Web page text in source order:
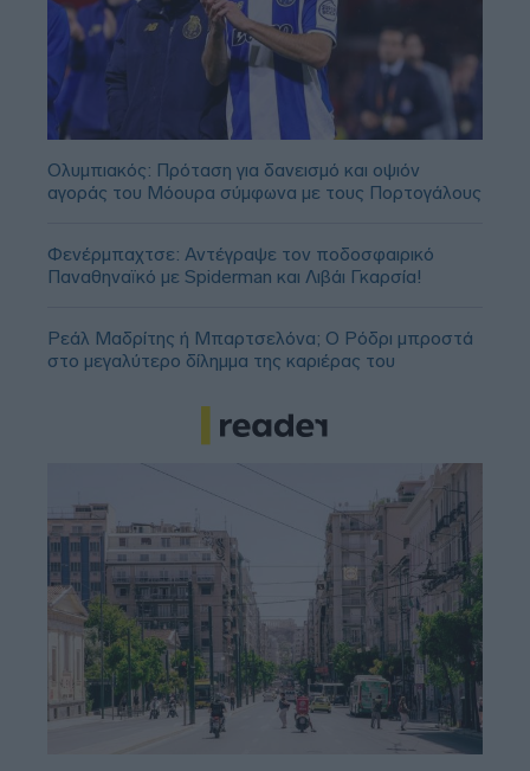
Ολυμπιακός: Πρόταση για δανεισμό και οψιόν
αγοράς του Μόουρα σύμφωνα με τους Πορτογάλους
Φενέρμπαχτσε: Αντέγραψε τον ποδοσφαιρικό
Παναθηναϊκό με Spiderman και Λιβάι Γκαρσία!
Ρεάλ Μαδρίτης ή Μπαρτσελόνα; Ο Ρόδρι μπροστά
στο μεγαλύτερο δίλημμα της καριέρας του